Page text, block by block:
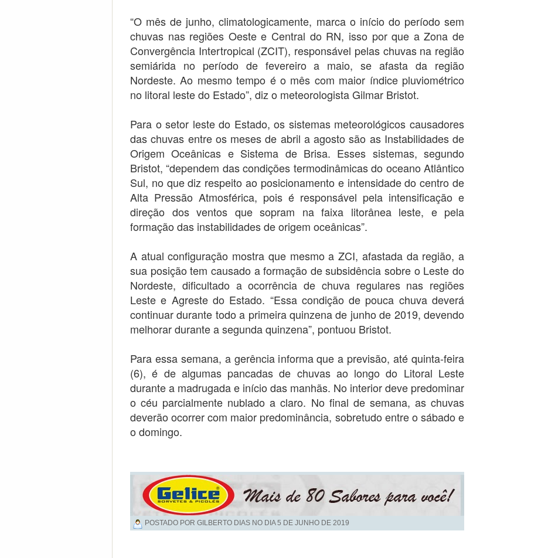
“O mês de junho, climatologicamente, marca o início do período sem
chuvas nas regiões Oeste e Central do RN, isso por que a Zona de
Convergência Intertropical (ZCIT), responsável pelas chuvas na região
semiárida no período de fevereiro a maio, se afasta da região
Nordeste. Ao mesmo tempo é o mês com maior índice pluviométrico
no litoral leste do Estado”, diz o meteorologista Gilmar Bristot.
Para o setor leste do Estado, os sistemas meteorológicos causadores
das chuvas entre os meses de abril a agosto são as Instabilidades de
Origem Oceânicas e Sistema de Brisa. Esses sistemas, segundo
Bristot, “dependem das condições termodinâmicas do oceano Atlântico
Sul, no que diz respeito ao posicionamento e intensidade do centro de
Alta Pressão Atmosférica, pois é responsável pela intensificação e
direção dos ventos que sopram na faixa litorânea leste, e pela
formação das instabilidades de origem oceânicas”.
A atual configuração mostra que mesmo a ZCI, afastada da região, a
sua posição tem causado a formação de subsidência sobre o Leste do
Nordeste, dificultado a ocorrência de chuva regulares nas regiões
Leste e Agreste do Estado. “Essa condição de pouca chuva deverá
continuar durante todo a primeira quinzena de junho de 2019, devendo
melhorar durante a segunda quinzena”, pontuou Bristot.
Para essa semana, a gerência informa que a previsão, até quinta-feira
(6), é de algumas pancadas de chuvas ao longo do Litoral Leste
durante a madrugada e início das manhãs. No interior deve predominar
o céu parcialmente nublado a claro. No final de semana, as chuvas
deverão ocorrer com maior predominância, sobretudo entre o sábado e
o domingo.
POSTADO POR GILBERTO DIAS NO DIA5 DE JUNHO DE 2019